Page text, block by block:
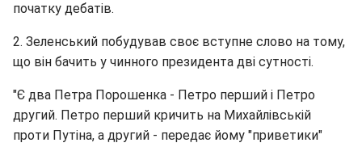
початку дебатів.
2. Зеленський побудував своє вступне слово на тому,
що він бачить у чинного президента дві сутності.
"Є два Петра Порошенка - Петро перший і Петро
другий. Петро перший кричить на Михайлівській
проти Путіна, а другий - передає йому "приветики"